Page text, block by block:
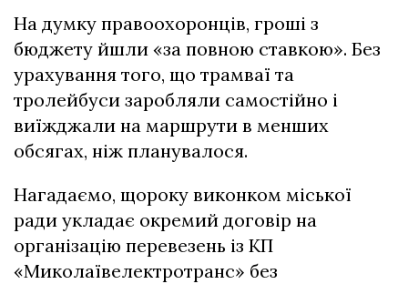
На думку правоохоронців, гроші з
бюджету йшли «за повною ставкою». Без
урахування того, що трамваї та
тролейбуси заробляли самостійно і
виїжджали на маршрути в менших
обсягах, ніж планувалося.
Нагадаємо, щороку виконком міської
ради укладає окремий договір на
організацію перевезень із КП
«Миколаївелектротранс» без